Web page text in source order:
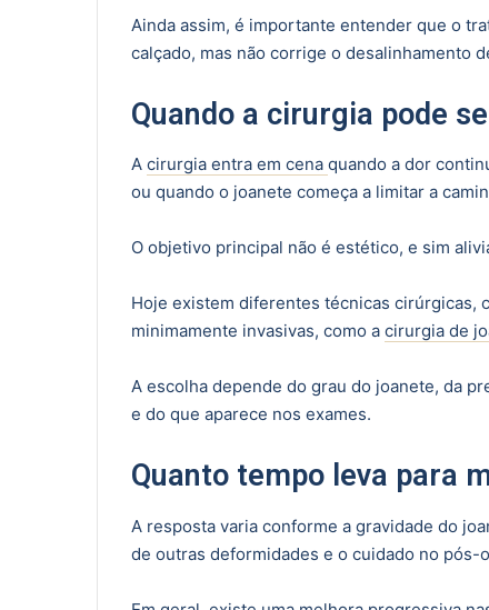
Ainda assim, é importante entender que o
calçado, mas não corrige o desalinhamento
Quando a cirurgia pode
A cirurgia entra em cena quando a dor
ou quando o joanete começa a limitar a
O objetivo principal não é estético, e sim
Hoje existem diferentes técnicas cirúrgicas,
minimamente invasivas, como a cirurgia de
A escolha depende do grau do joanete, da
e do que aparece nos exames.
Quanto tempo leva para
A resposta varia conforme a gravidade do
de outras deformidades e o cuidado no pós-